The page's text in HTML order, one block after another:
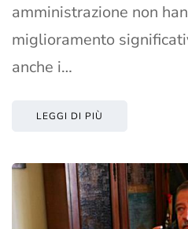
amministrazione non
miglioramento
anche i…
LEGGI DI PIÙ